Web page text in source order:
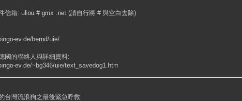
信箱: uliou # gmx .net (請自行將 # 與空白去除)
ev.de/bernd/uie/
國的聯絡人與詳細資料:
ev.de/~bg346/uie/text_savedog1.htm
台灣流浪狗之最後緊急呼救